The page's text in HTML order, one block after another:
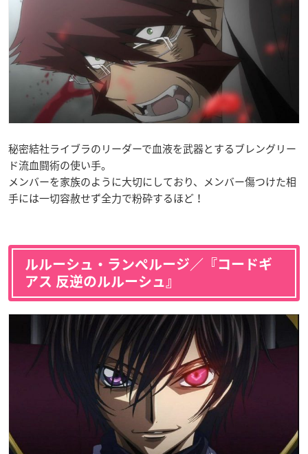
秘密結社ライブラのリーダーで血液を武器とするブレングリー
ド流血闘術の使い手。
メンバーを家族のように大切にしており、メンバー傷つけた相
手には一切容赦せず全力で粉砕するほど！
ルルーシュ・ランペルージ／『コードギ
アス 反逆のルルーシュ』